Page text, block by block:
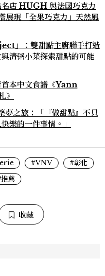
名店 HUGH 與法國巧克力
現「全果巧克力」天然風
」：雙甜點主廚聯手打造
清粥小菜探索甜點的可能
首本中文食譜《Yann
》
之旅：「『做甜點』不只
樂的一件事情。」
#VNV
#彰化
薦
收藏